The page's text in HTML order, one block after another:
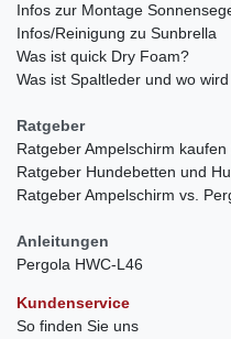
Infos zur Montage
Infos/Reinigung zu Sunbrella
Was ist quick Dry Foam?
Was ist Spaltleder und wo
Ratgeber
Ratgeber Ampelschirm kaufen
Ratgeber Hundebetten und
Ratgeber Ampelschirm vs.
Anleitungen
Pergola HWC-L46
Kundenservice
So finden Sie uns